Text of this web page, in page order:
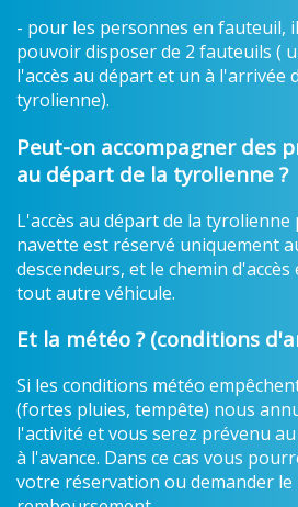
- pour les personnes en fauteuil,
pouvoir disposer de 2 fauteuils (
l'accès au départ et un à l'arrivée
tyrolienne).
Peut-on accompagner des
au départ de la tyrolienne ?
L'accès au départ de la tyrolienne
navette est réservé uniquement
descendeurs, et le chemin
tout autre véhicule.
Et la météo ? (conditions
Si les conditions météo
(fortes pluies, tempête) nous
l'activité et vous serez prévenu
à l'avance. Dans ce cas vous
votre réservation ou demander le